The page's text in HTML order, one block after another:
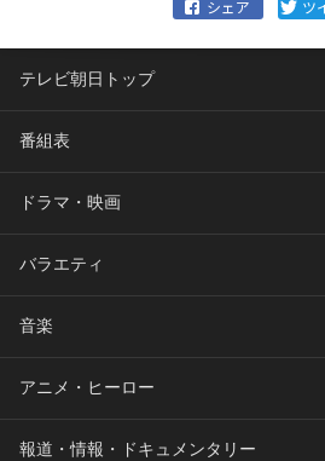
テレビ朝日トップ
番組表
ドラマ・映画
バラエティ
音楽
アニメ・ヒーロー
報道・情報・ドキュメンタリー